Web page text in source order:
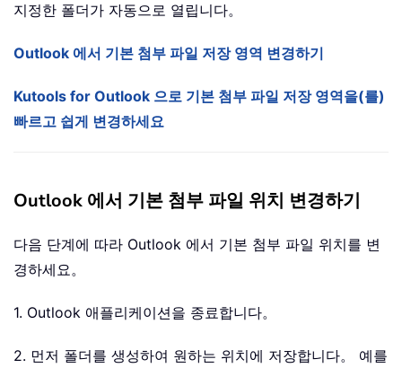
지정한 폴더가 자동으로 열립니다。
Outlook 에서 기본 첨부 파일 저장 영역 변경하기
Kutools for Outlook 으로 기본 첨부 파일 저장 영역을(를)
빠르고 쉽게 변경하세요
Outlook 에서 기본 첨부 파일 위치 변경하기
다음 단계에 따라 Outlook 에서 기본 첨부 파일 위치를 변
경하세요。
1. Outlook 애플리케이션을 종료합니다。
2. 먼저 폴더를 생성하여 원하는 위치에 저장합니다。 예를